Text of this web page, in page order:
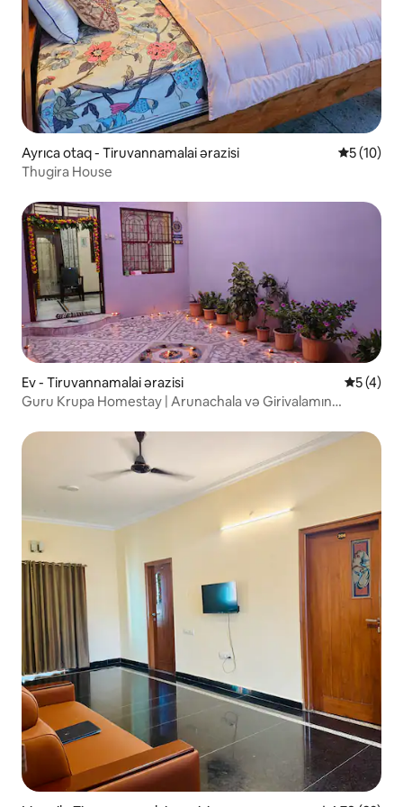
Ayrıca otaq - Tiruvannamalai ərazisi Ortalama
5 (10)
Thugira House
Ev - Tiruvannamalai ərazisi
5 (4)
Guru Krupa Homestay | Arunachala və Girivalamın